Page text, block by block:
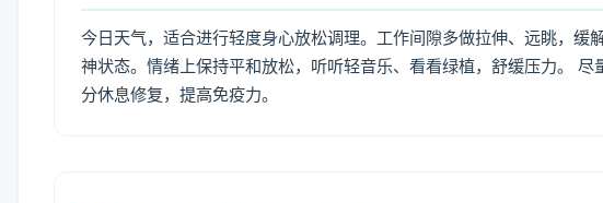
今日天气，适合进行轻度身心放松调理。工作间隙多做拉伸、远眺，
神状态。情绪上保持平和放松，听听轻音乐、看看绿植，舒缓压力。
分休息修复，提高免疫力。